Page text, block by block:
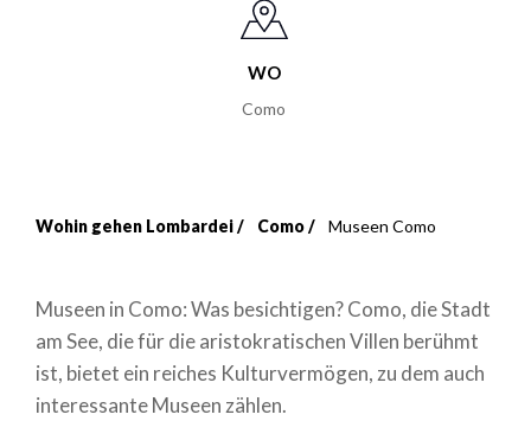
WO
Como
Wohin gehen Lombardei Como Museen Como
Museen in Como: Was besichtigen? Como, die Stadt
am See, die für die aristokratischen Villen berühmt
ist, bietet ein reiches Kulturvermögen, zu dem auch
interessante Museen zählen.